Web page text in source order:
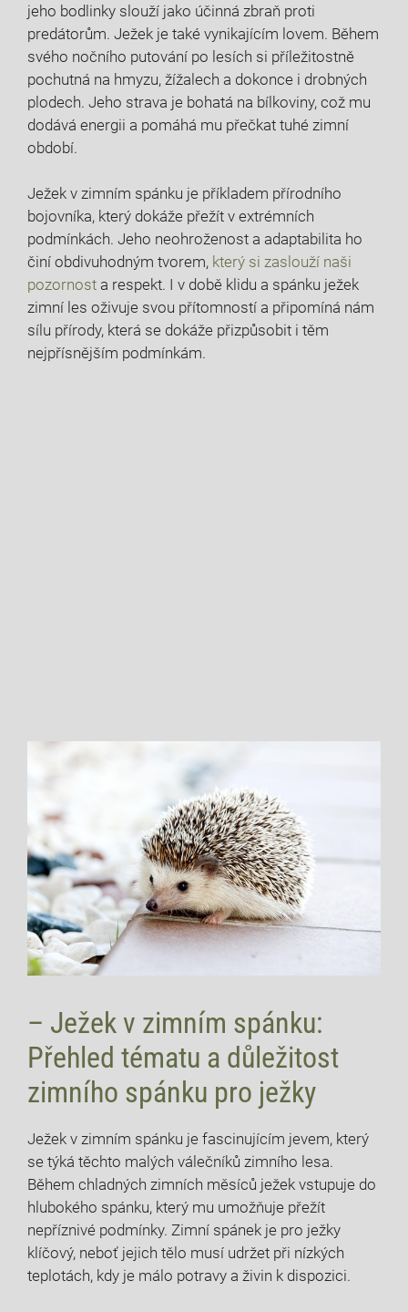
jeho bodlinky slouží jako účinná zbraň proti
predátorům. Ježek je také vynikajícím lovem. Během
svého nočního putování po lesích si příležitostně
pochutná na hmyzu, žížalech a dokonce i drobných
plodech. Jeho strava je bohatá na bílkoviny, což mu
dodává energii a pomáhá mu přečkat tuhé zimní
období.
Ježek v zimním spánku je příkladem přírodního
bojovníka, který dokáže přežít v extrémních
podmínkách. Jeho neohroženost a adaptabilita ho
činí obdivuhodným tvorem, který si zaslouží naši
pozornost a respekt. I v době klidu a spánku ježek
zimní les oživuje svou přítomností a připomíná nám
sílu přírody, která se dokáže přizpůsobit i těm
nejpřísnějším podmínkám.
– Ježek v zimním spánku:
Přehled tématu a důležitost
zimního spánku pro ježky
Ježek v zimním spánku je fascinujícím jevem, který
se týká těchto malých válečníků zimního lesa.
Během chladných zimních měsíců ježek vstupuje do
hlubokého spánku, který mu umožňuje přežít
nepříznivé podmínky. Zimní spánek je pro ježky
klíčový, neboť jejich tělo musí udržet při nízkých
teplotách, kdy je málo potravy a živin k dispozici.